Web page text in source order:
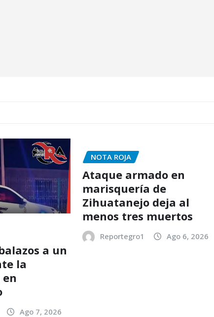
a un
la
Ago 7, 2026
NOTA ROJA
Ataque armado en
marisquería de
Zihuatanejo deja al
menos tres muertos
Reportegro1 Ago 6, 2026